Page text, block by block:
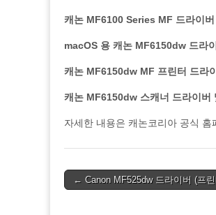
캐논 MF6100 Series MF 드라이버
macOS 용 캐논 MF6150dw 드라
캐논 MF6150dw MF 프린터 드라
캐논 MF6150dw 스캐너 드라이버
자세한 내용은 캐논코리아 공식
Post
← Canon MF525dw 드라이버 (프